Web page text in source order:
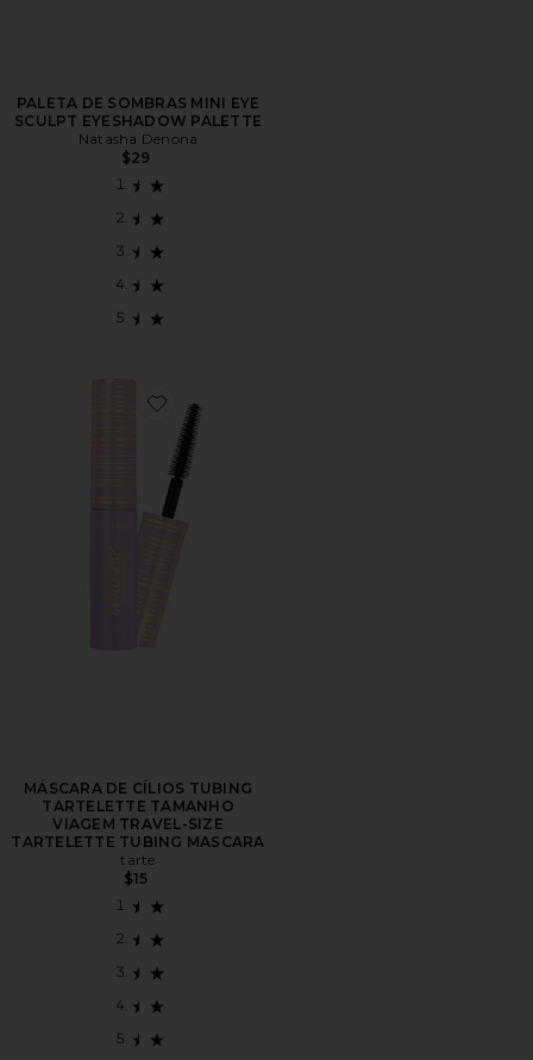
PALETA DE SOMBRAS MINI EYE
SCULPT EYESHADOW PALETTE
Natasha Denona
$29
Favorite MÁSCARA DE CÍLIOS TUBING TARTELETTE
MÁSCARA DE CÍLIOS TUBING
TARTELETTE TAMANHO
VIAGEM TRAVEL-SIZE
TARTELETTE TUBING MASCARA
tarte
$15